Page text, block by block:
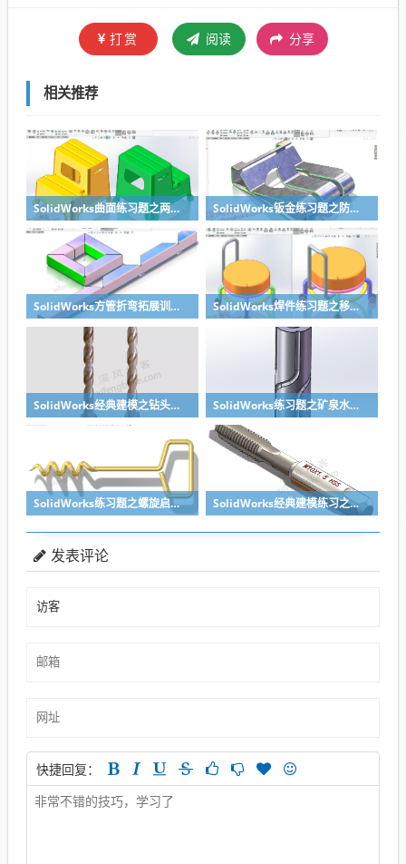
打赏 阅读 分享
相关推荐
SolidWorks曲面练习题之两步踢凳建模，看似曲面实则特征 SolidWorks钣金练习题之防松档卡建模，钣金命令综合练习
SolidWorks方管折弯拓展训练，你会了吗？ SolidWorks焊件练习题之移动小矮凳，思路对了就不难
SolidWorks经典建模之钻头刀具的绘制，螺纹收尾是关键技巧 SolidWorks练习题之矿泉水瓶的绘制，难度不大主要是顶部螺纹的处理
SolidWorks练习题之螺旋启瓶器，螺旋头是关键 SolidWorks经典建模练习之丝锥攻丝钻头的绘制，常规命令练习
发表评论
快捷回复：